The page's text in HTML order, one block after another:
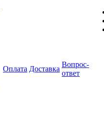
Оплата Доставка
Вопрос-
ответ